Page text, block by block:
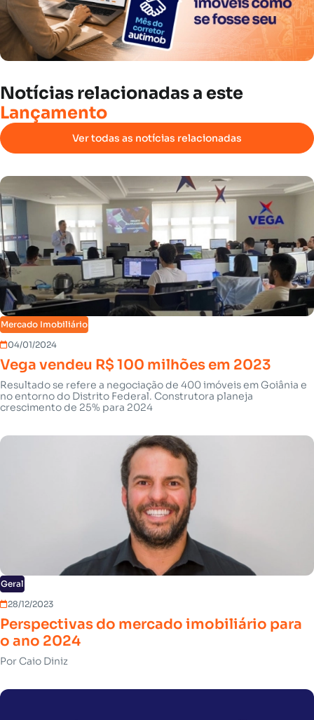
Notícias relacionadasa este
Lançamento
Ver todas as notícias relacionadas
Mercado Imobiliário
04/01/2024
Vega vendeu R$ 100 milhões em 2023
Resultado se refere a negociação de 400 imóveis em Goiânia e
no entorno do Distrito Federal. Construtora planeja
crescimento de 25% para 2024
Geral
28/12/2023
Perspectivas do mercado imobiliário para
o ano 2024
Por Caio Diniz